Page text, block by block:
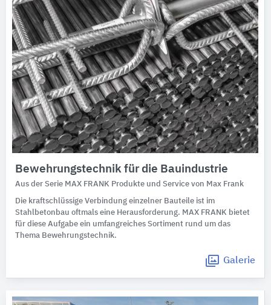
Bewehrungstechnik für die Bauindustrie
Aus der Serie MAX FRANK Produkte und Service von Max Frank
Die kraftschlüssige Verbindung einzelner Bauteile ist im
Stahlbetonbau oftmals eine Herausforderung. MAX FRANK bietet
für diese Aufgabe ein umfangreiches Sortiment rund um das
Thema Bewehrungstechnik.
Galerie